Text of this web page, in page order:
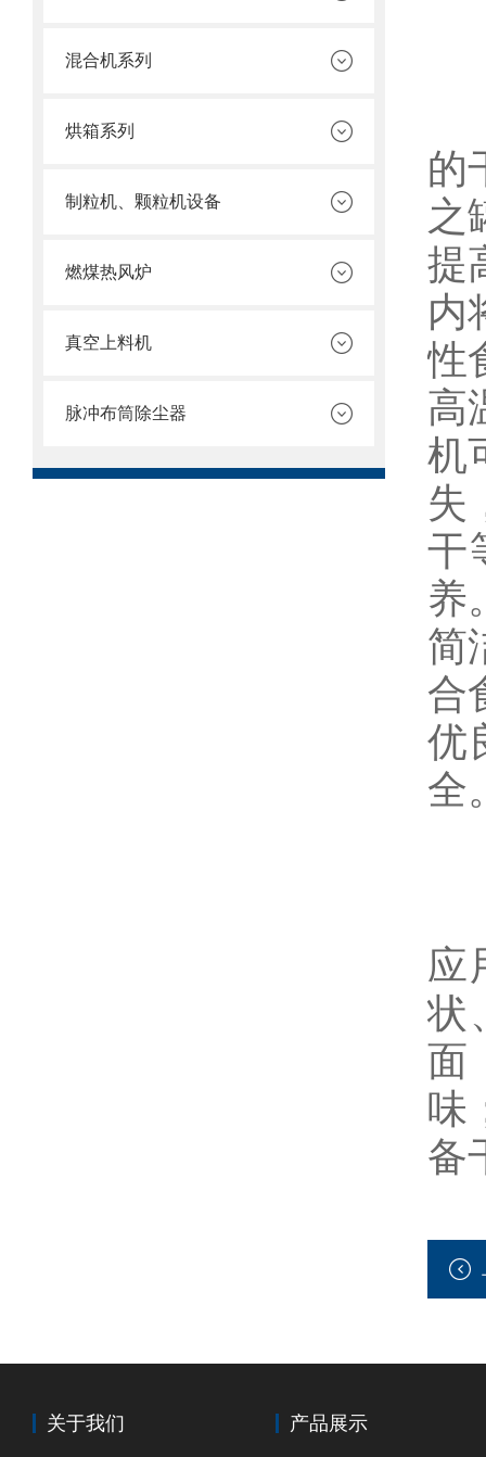
混合机系列
烘箱系列
制粒机、颗粒机设备
燃煤热风炉
真空上料机
脉冲布筒除尘器
的
之
提
内
性
高
机
失
干
养
简
合
优
全
应
状
面
味
备
关于我们 产品展示